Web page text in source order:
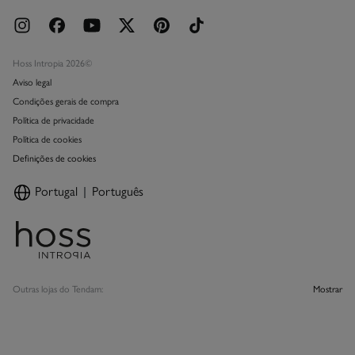
Hoss Intropia 2026©
Aviso legal
Condições gerais de compra
Política de privacidade
Política de cookies
Definições de cookies
Portugal Português
Outras lojas do Tendam: Mostrar